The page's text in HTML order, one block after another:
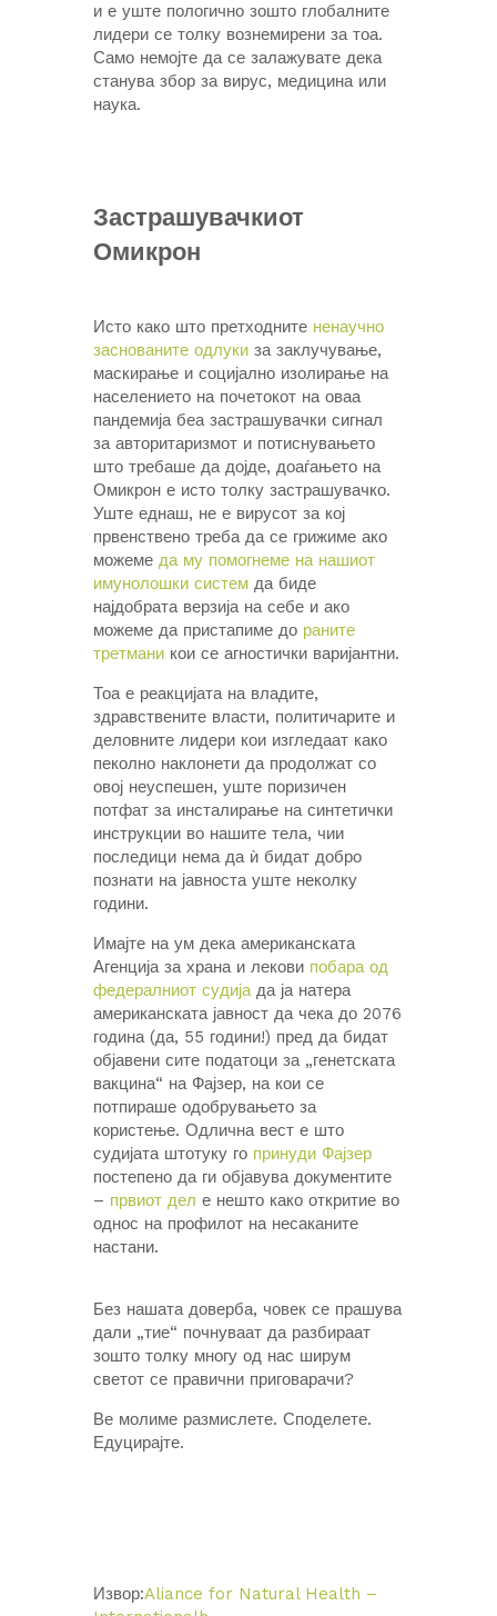
и е уште пологично зошто глобалните
лидери се толку вознемирени за тоа.
Само немојте да се залажувате дека
станува збор за вирус, медицина или
наука.
Застрашувачкиот
Омикрон
Исто како што претходните ненаучно
заснованите одлуки за заклучување,
маскирање и социјално изолирање на
населението на почетокот на оваа
пандемија беа застрашувачки сигнал
за авторитаризмот и потиснувањето
што требаше да дојде, доаѓањето на
Омикрон е исто толку застрашувачко.
Уште еднаш, не е вирусот за кој
првенствено треба да се грижиме ако
можеме да му помогнеме на нашиот
имунолошки систем да биде
најдобрата верзија на себе и ако
можеме да пристапиме до раните
третмани кои се агностички варијантни.
Тоа е реакцијата на владите,
здравствените власти, политичарите и
деловните лидери кои изгледаат како
пеколно наклонети да продолжат со
овој неуспешен, уште поризичен
потфат за инсталирање на синтетички
инструкции во нашите тела, чии
последици нема да ѝ бидат добро
познати на јавноста уште неколку
години.
Имајте на ум дека американската
Агенција за храна и лекови побара од
федералниот судијада ја натера
американската јавност да чека до 2076
година (да, 55 години!) пред да бидат
објавени сите податоци за „генетската
вакцина“ на Фајзер, на кои се
потпираше одобрувањето за
користење. Одлична вест е што
судијата штотуку го принуди Фајзер
постепено да ги објавува документите
– првиот дел е нешто како откритие во
однос на профилот на несаканите
настани.
Без нашата доверба, човек се прашува
дали „тие“ почнуваат да разбираат
зошто толку многу од нас ширум
светот се правични приговарачи?
Ве молиме размислете. Споделете.
Едуцирајте.
Извор:Aliance for Natural Health –